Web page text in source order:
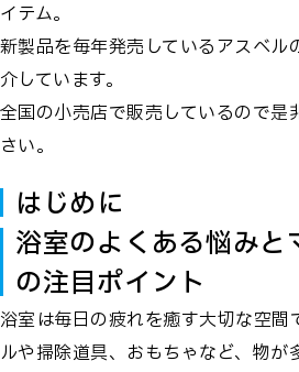
イテム。
新製品を毎年発売しているアスベル
介しています。
全国の小売店で販売しているので是
さい。
はじめに
浴室のよくある悩みと
の注目ポイント
浴室は毎日の疲れを癒す大切な空間
ルや掃除道具、おもちゃなど、物が